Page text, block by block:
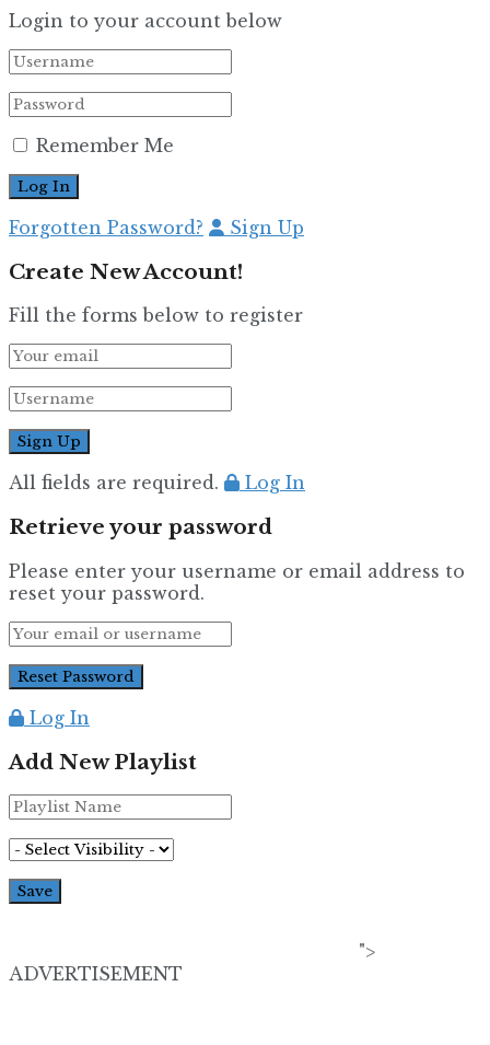
Login to your account below
Remember Me
Forgotten Password? Sign Up
Create New Account!
Fill the forms below to register
All fields are required. Log In
Retrieve your password
Please enter your username or email address to
reset your password.
Log In
Add New Playlist
">
ADVERTISEMENT